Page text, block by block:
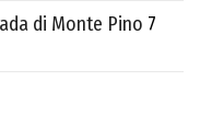
di Monte Pino 7